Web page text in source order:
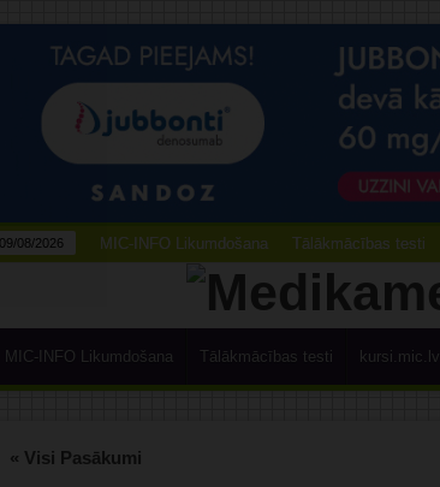
09/08/2026 MIC-INFO Likumdošana Tālākmācības testi
MIC-INFO Likumdošana Tālākmācības testi kursi.mic.lv
« Visi Pasākumi